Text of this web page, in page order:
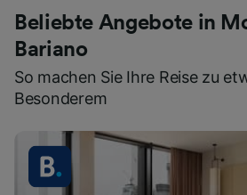
Beliebte Angebote in
Bariano
So machen Sie Ihre Reise zu
Besonderem